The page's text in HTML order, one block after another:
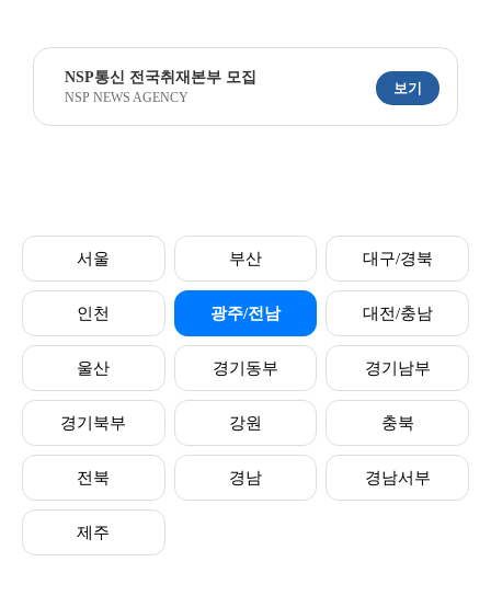
NSP통신 전국취재본부 모집
NSP NEWS AGENCY
보기
서울 부산 대구/경북
인천 광주/전남 대전/충남
울산 경기동부 경기남부
경기북부 강원 충북
전북 경남 경남서부
제주